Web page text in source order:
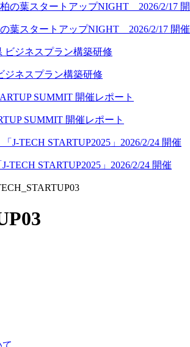
の葉スタートアップNIGHT 2026/2/17 開催
ジネスプラン構築研修
SUMMIT 開催レポート
TECH STARTUP2025」2026/2/24 開催